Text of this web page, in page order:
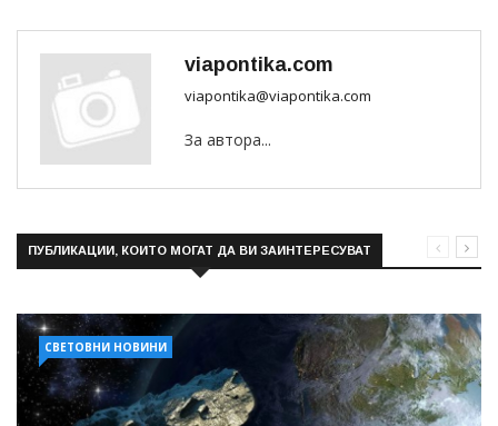
viapontika.com
viapontika@viapontika.com
За автора...
ПУБЛИКАЦИИ, КОИТО МОГАТ ДА ВИ ЗАИНТЕРЕСУВАТ
СВЕТОВНИ НОВИНИ